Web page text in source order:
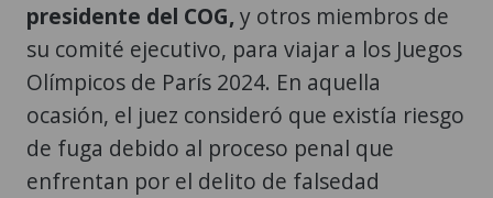
presidente del COG,y otros miembros de
su comité ejecutivo, para viajar a los Juegos
Olímpicos de París 2024. En aquella
ocasión, el juez consideró que existía riesgo
de fuga debido al proceso penal que
enfrentan por el delito de falsedad